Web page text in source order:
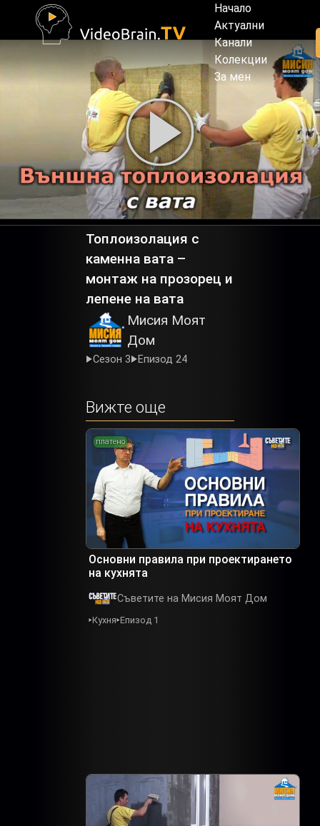
Начало
Актуални
Канали
Колекции
За мен
Топлоизолация с
каменна вата –
монтаж на прозорец и
лепене на вата
Мисия Моят
Дом
Сезон 3 Епизод 24
Вижте още
платено
Основни правила при проектирането
на кухнята
Съветите на Мисия Моят Дом
Кухня Епизод 1